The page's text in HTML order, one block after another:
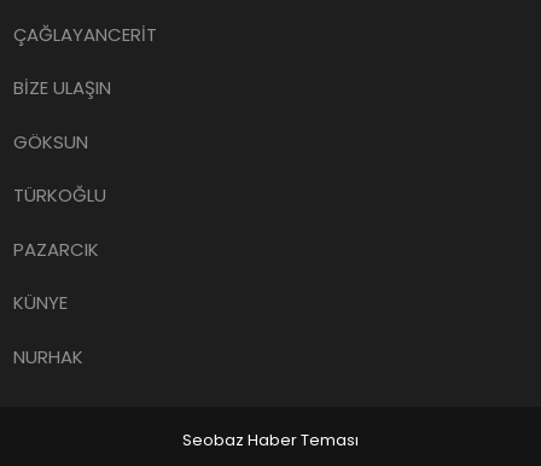
ÇAĞLAYANCERİT
BİZE ULAŞIN
GÖKSUN
TÜRKOĞLU
PAZARCIK
KÜNYE
NURHAK
Seobaz Haber Teması